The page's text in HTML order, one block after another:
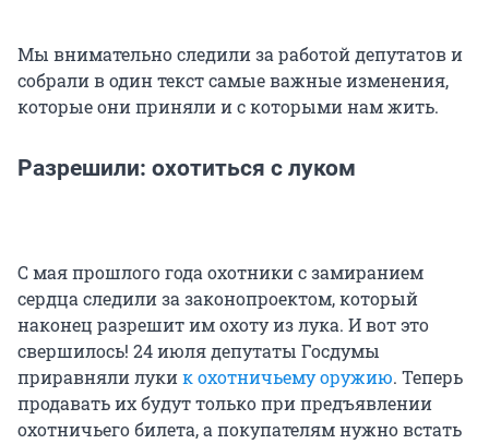
Мы внимательно следили за работой депутатов и
собрали в один текст самые важные изменения,
которые они приняли и с которыми нам жить.
Разрешили: охотиться с луком
С мая прошлого года охотники с замиранием
сердца следили за законопроектом, который
наконец разрешит им охоту из лука. И вот это
свершилось! 24 июля депутаты Госдумы
приравняли лукик охотничьему оружию. Теперь
продавать их будут только при предъявлении
охотничьего билета, а покупателям нужно встать